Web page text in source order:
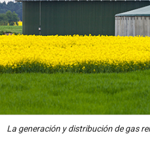
La generación y distribución de gas